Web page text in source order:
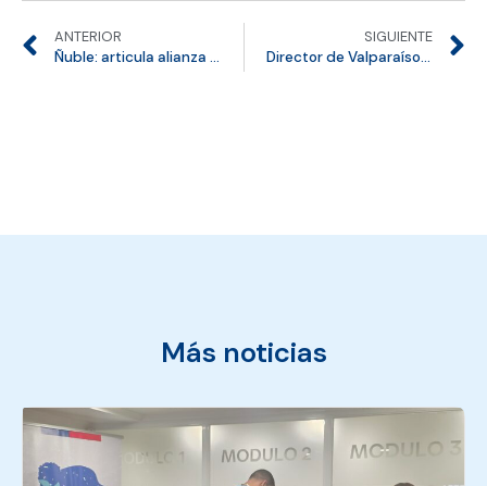
ANTERIOR
Ñuble: articula alianza con ASOÑUBLE para fortalecer trabajo conjunto
SIGUIENTE
Director de Valparaíso expuso sobre normativa migratoria en congreso de PDI
Más noticias